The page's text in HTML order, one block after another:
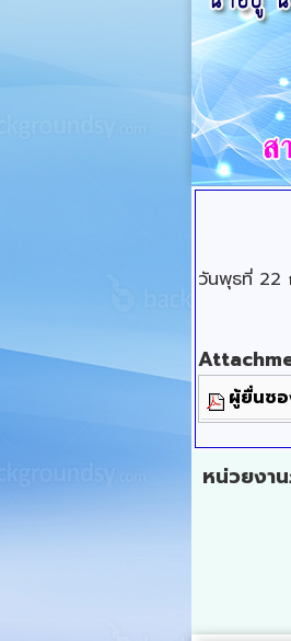
วันพุธที่ 22
ผู้ยื่นซ
หน่วยงา